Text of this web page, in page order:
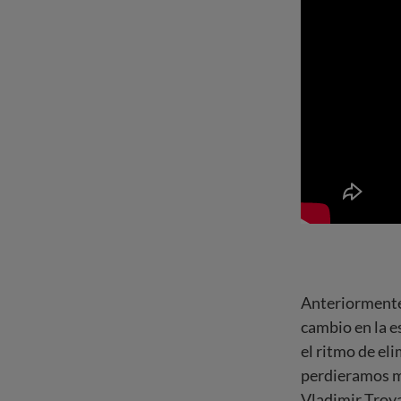
cambio en la
el ritmo de
perdieramos